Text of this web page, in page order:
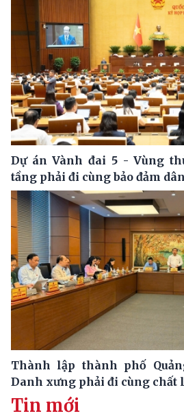
Dự án Vành đai 5 - Vùng
tầng phải đi cùng bảo đảm
Thành lập thành phố
Danh xưng phải đi cùng chất
Tin mới